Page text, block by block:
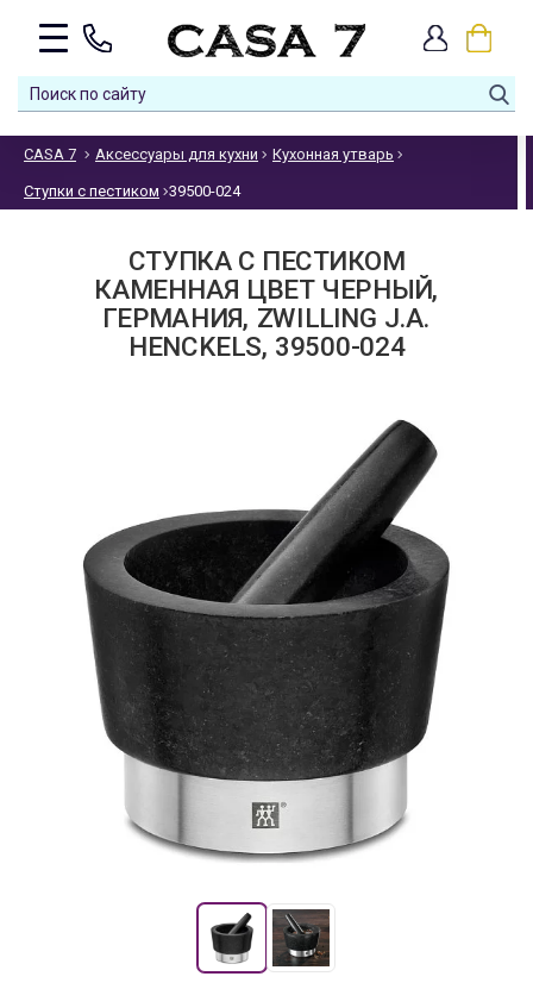
CASA 7 Аксессуары для кухни Кухонная утварь
Ступки с пестиком 39500-024
СТУПКА С ПЕСТИКОМ
КАМЕННАЯ ЦВЕТ ЧЕРНЫЙ,
ГЕРМАНИЯ, ZWILLING J.A.
HENCKELS, 39500-024